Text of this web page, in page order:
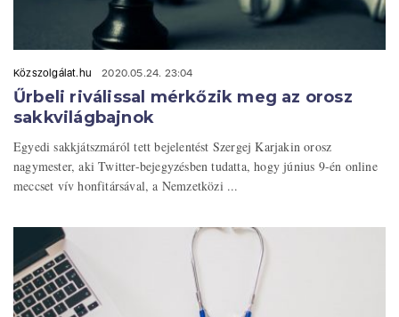
Közszolgálat.hu 2020.05.24. 23:04
Űrbeli riválissal mérkőzik meg az orosz
sakkvilágbajnok
Egyedi sakkjátszmáról tett bejelentést Szergej Karjakin orosz
nagymester, aki Twitter-bejegyzésben tudatta, hogy június 9-én online
meccset vív honfitársával, a Nemzetközi ...